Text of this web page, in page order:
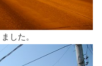
した。